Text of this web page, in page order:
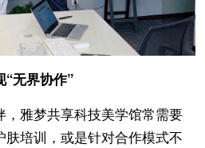
“无界协作”
雅梦共享科技美学馆常需要
培训，或是针对合作模式不